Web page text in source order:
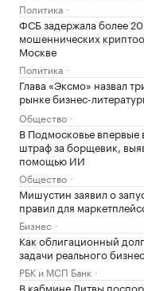
Политика
ФСБ задержала более 20
мошеннических
Москве
Политика
Глава «Эксмо» назвал
рынке бизнес-
Общество
В Подмосковье впервые
штраф за борщевик,
помощью ИИ
Общество
Мишустин заявил о
правил для
Бизнес
Как облигационный
задачи реального
РБК и МСП Банк
В кабмине Литвы